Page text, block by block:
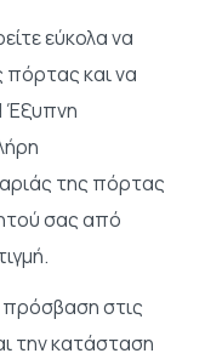
εύκολα να
πόρτας και να
Έξυπνη
της πόρτας
σας από
στις
την κατάσταση